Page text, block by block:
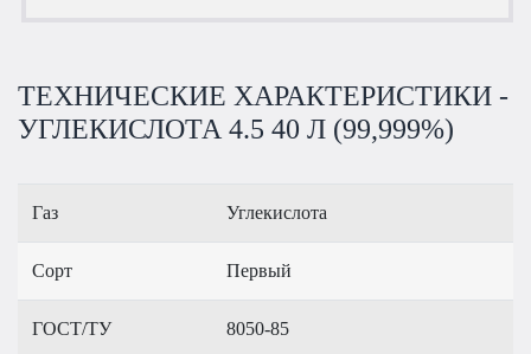
ТЕХНИЧЕСКИЕ ХАРАКТЕРИСТИКИ -
УГЛЕКИСЛОТА 4.5 40 Л (99,999%)
Газ Углекислота
Сорт Первый
ГОСТ/ТУ 8050-85